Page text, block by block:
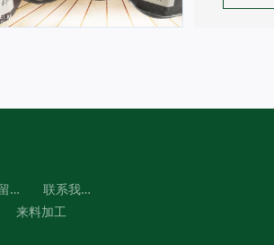
在线留言
联系我们
来料加工